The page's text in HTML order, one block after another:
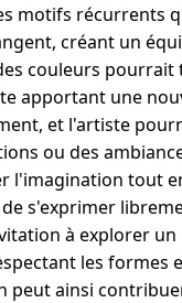
motifs récurrents
créant un
couleurs
apportant une
et l'artiste
ou des
l'imagination tout
s'exprimer
à explorer
les formes
peut ainsi